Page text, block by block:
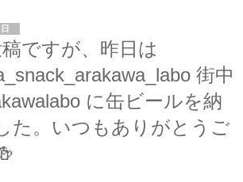
ですが、昨日は
街中
に缶ビールを納
た。いつもありがとうご